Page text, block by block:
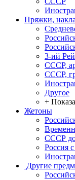
Пряжки,
3-ий
СССР,
СССР,
Другое
+
Жетоны
СССР до
Россия
Другие